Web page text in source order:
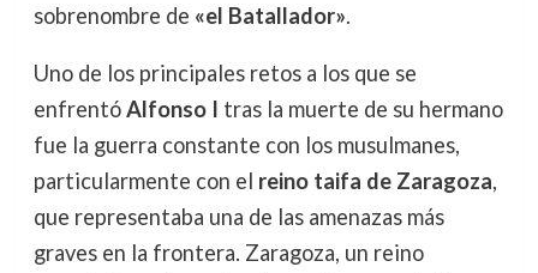
sobrenombre de «el Batallador».
Uno de los principales retos a los que se
enfrentóAlfonso I tras la muerte de su hermano
fue la guerra constante con los musulmanes,
particularmente con el reino taifa de Zaragoza,
que representaba una de las amenazas más
graves en la frontera. Zaragoza, un reino